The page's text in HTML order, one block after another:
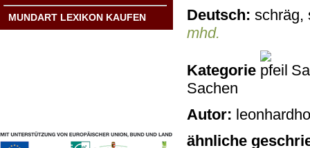
MUNDART LEXIKON KAUFEN Deutsch:
mhd.
Kategorie
Sachen
Autor:
ähnliche